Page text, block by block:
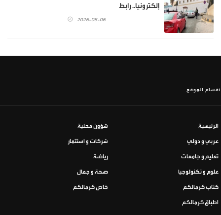
إلكترونيا.. رابط
2026-08-06
أقسام الموقع
الرئيسية شؤون محلية
عربي و دولي شركات و استثمار
تعليم و جامعات رياضة
علوم و تكنولوجيا صحة و جمال
كتاب كرمالكم خاص كرمالكم
اطباق كرمالكم